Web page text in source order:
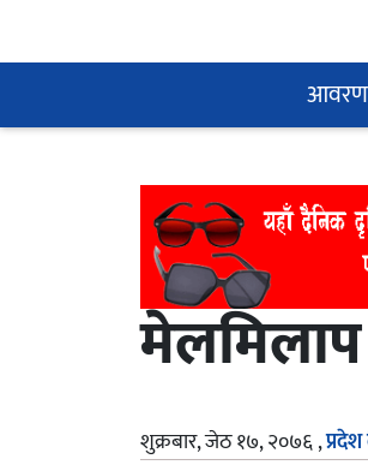
आवरण
मेलमिलाप
शुक्रबार, जेठ १७, २०७६,